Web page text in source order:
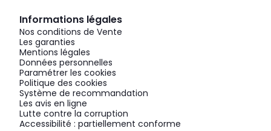
Informations légales
Nos conditions de Vente
Les garanties
Mentions légales
Données personnelles
Paramétrer les cookies
Politique des cookies
Système de recommandation
Les avis en ligne
Lutte contre la corruption
Accessibilité : partiellement conforme